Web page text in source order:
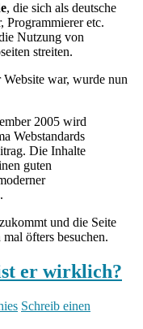
, die sich als deutsche
Programmierer etc.
Nutzung von
streiten.
war, wurde nun
2005 wird
Webstandards
Die Inhalte
guten
und die Seite
öfters besuchen.
er wirklich?
Schreib einen